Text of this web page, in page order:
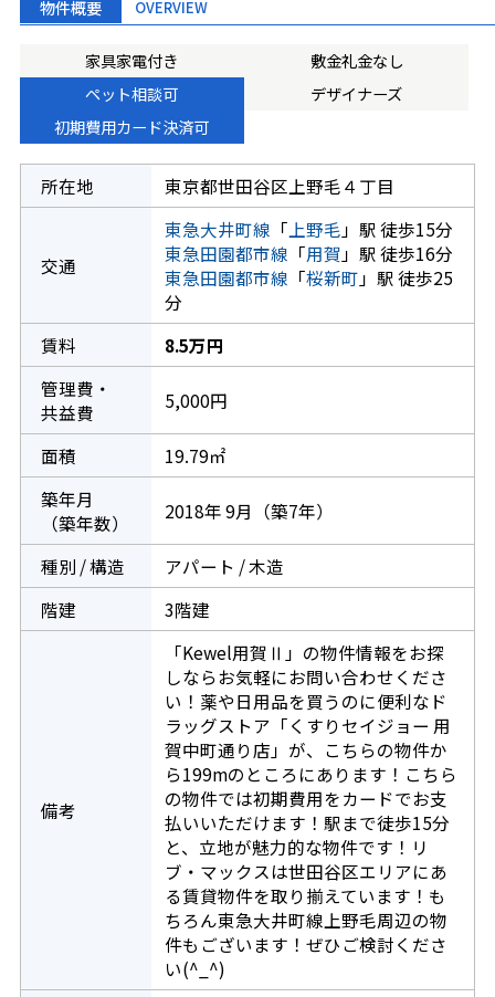
物件概要 OVERVIEW
家具家電付き
敷金礼金なし
ペット相談可
デザイナーズ
初期費用カード決済可
所在地 東京都世田谷区上野毛４丁目
交通
東急大井町線 「 上野毛 」駅 徒歩15分
東急田園都市線 「用賀 」駅 徒歩16分
東急田園都市線 「桜新町 」駅 徒歩25
分
賃料
8.5万円
管理費・
共益費
5,000円
面積
19.79㎡
築年月
（築年数）
2018年 9月（築7年）
種別 / 構造
アパート / 木造
階建
3階建
備考
「Kewel用賀Ⅱ」の物件情報をお探
しならお気軽にお問い合わせくださ
い！薬や日用品を買うのに便利なド
ラッグストア「くすりセイジョー 用
賀中町通り店」が、こちらの物件か
ら199mのところにあります！こちら
の物件では初期費用をカードでお支
払いいただけます！駅まで徒歩15分
と、立地が魅力的な物件です！リ
ブ・マックスは世田谷区エリアにあ
る賃貸物件を取り揃えています！も
ちろん東急大井町線上野毛周辺の物
件もございます！ぜひご検討くださ
い(^_^)